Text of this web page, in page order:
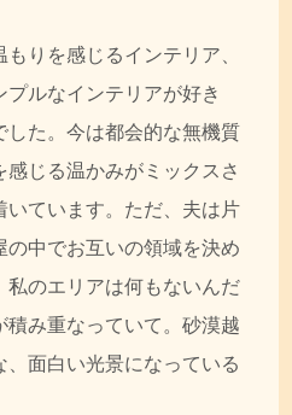
りを感じるインテリア、
ルなインテリアが好き
した。今は都会的な無機質
じる温かみがミックスさ
いています。ただ、夫は片
中でお互いの領域を決め
私のエリアは何もないんだ
積み重なっていて。砂漠越
、面白い光景になっている